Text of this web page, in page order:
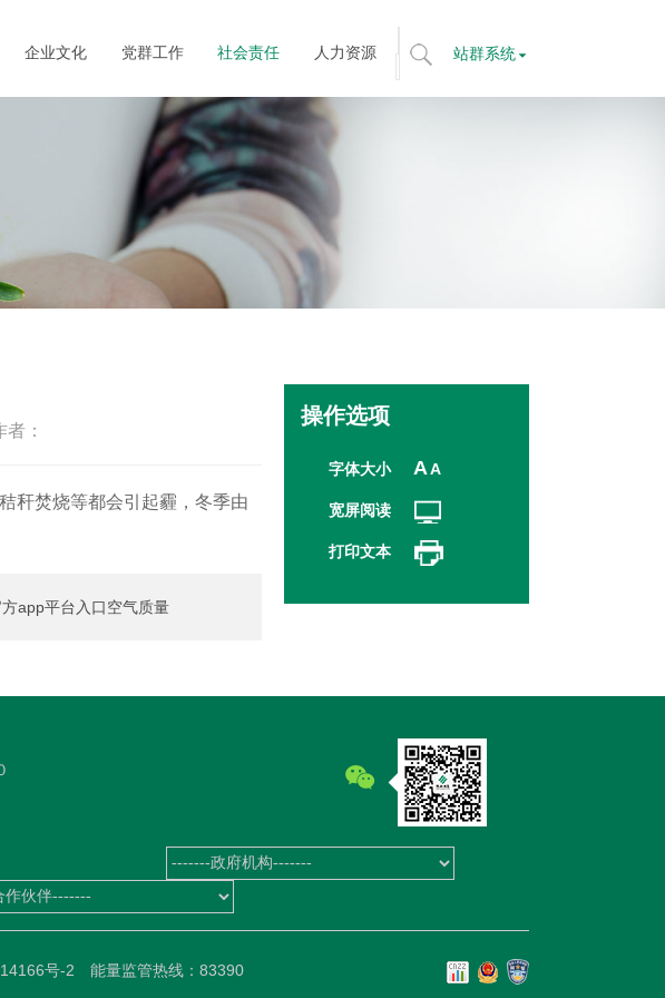
题
站群系统
企业文化 党群工作 社会责任 人力资源
：
秆焚烧等都会引起霾，冬季由
app平台入口空气质量
操作选项
字体大小 AA
宽屏阅读
打印文本
号-2 能量监管热线：83390